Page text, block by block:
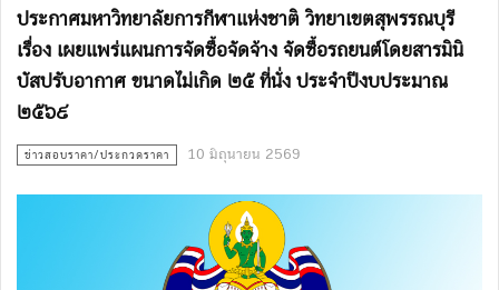
ประกาศมหาวิทยาลัยการกีฬาแห่งชาติ วิทยาเขตสุพรรณบุรี
เรื่อง เผยแพร่แผนการจัดซื้อจัดจ้าง จัดซื้อรถยนต์โดยสารมินิ
บัสปรับอากาศ ขนาดไม่เกิด ๒๕ ที่นั่ง ประจำปีงบประมาณ
๒๕๖๙
ข่าวสอบราคา/ประกวดราคา 10 มิถุนายน 2569